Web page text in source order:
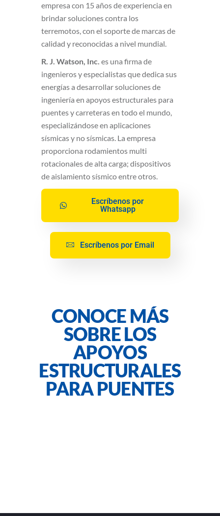
empresa con 15 años de experiencia en
brindar soluciones contra los
terremotos, con el soporte de marcas de
calidad y reconocidas a nivel mundial.
R. J. Watson, Inc. es una firma de
ingenieros y especialistas que dedica sus
energías a desarrollar soluciones de
ingeniería en apoyos estructurales para
puentes y carreteras en todo el mundo,
especializándose en aplicaciones
sísmicas y no sísmicas. La empresa
proporciona rodamientos multi
rotacionales de alta carga; dispositivos
de aislamiento sísmico entre otros.
Escríbenos por
Whatsapp
Escríbenos por Email
CONOCE MÁS
SOBRE LOS
APOYOS
ESTRUCTURALES
PARA PUENTES